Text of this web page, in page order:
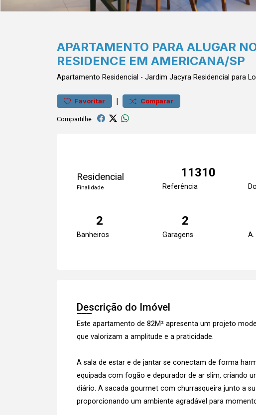
APARTAMENTO PARA ALUGAR
RESIDENCE EM AMERICANA/SP
Apartamento Residencial - Jardim Jacyra Residencial para
Favoritar | Comparar
Compartilhe:
Residencial
Finalidade
11310
Referência
2
Banheiros
2
Garagens
Descrição do Imóvel
Este apartamento de 82M² apresenta um projeto
que valorizam a amplitude e a praticidade.
A sala de estar e de jantar se conectam de forma
equipada com fogão e depurador de ar slim, criando
diário. A sacada gourmet com churrasqueira junto a
proporcionando um ambiente agradável para